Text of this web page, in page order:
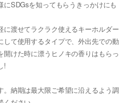
SDGsを知ってもらうきっかけにも
渡せてラクラク使えるキーホルダー
して使用するタイプで、外出先での動
けた時に漂うヒノキの香りはもらっ
!
。納期は最大限ご希望に沿えるよう調